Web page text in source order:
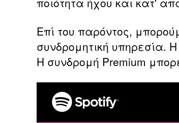
Επί του παρόντος,
συνδρομητική υπηρεσία.
Η συνδρομή Premium